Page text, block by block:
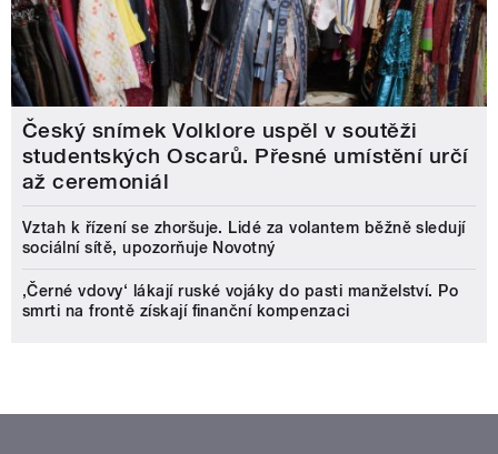
Český snímek Volklore uspěl v soutěži
studentských Oscarů. Přesné umístění určí
až ceremoniál
Vztah k řízení se zhoršuje. Lidé za volantem běžně sledují
sociální sítě, upozorňuje Novotný
‚Černé vdovy‘ lákají ruské vojáky do pasti manželství. Po
smrti na frontě získají finanční kompenzaci